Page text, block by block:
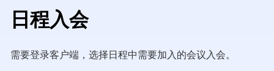
日程入会
需要登录客户端，选择日程中需要加入的会议入会。